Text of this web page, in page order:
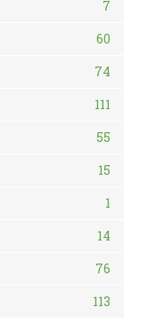
7
60
74
111
55
15
1
14
76
113